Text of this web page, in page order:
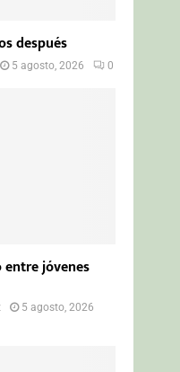
después
5 agosto, 2026 0
entre jóvenes
5 agosto, 2026